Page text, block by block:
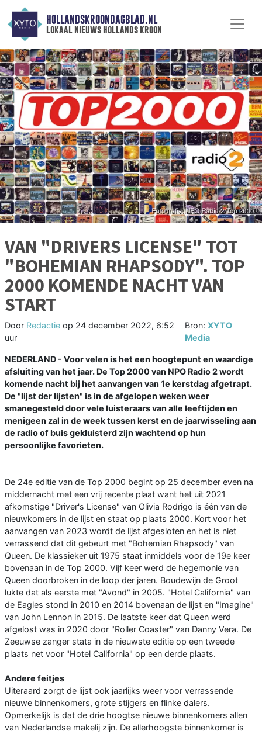
HOLLANDSKROONDAGBLAD.NL
lokaal nieuws hollands kroon
VAN "DRIVERS LICENSE" TOT
"BOHEMIAN RHAPSODY". TOP
2000 KOMENDE NACHT VAN
START
Door Redactie op 24 december 2022, 6:52
uur
Bron: XYTO
Media
NEDERLAND - Voor velen is het een hoogtepunt en waardige
afsluiting van het jaar. De Top 2000 van NPO Radio 2 wordt
komende nacht bij het aanvangen van 1e kerstdag afgetrapt.
De "lijst der lijsten" is in de afgelopen weken weer
smanegesteld door vele luisteraars van alle leeftijden en
menigeen zal in de week tussen kerst en de jaarwisseling aan
de radio of buis gekluisterd zijn wachtend op hun
persoonlijke favorieten.
De 24e editie van de Top 2000 begint op 25 december even na
middernacht met een vrij recente plaat want het uit 2021
afkomstige "Driver's License" van Olivia Rodrigo is één van de
nieuwkomers in de lijst en staat op plaats 2000. Kort voor het
aanvangen van 2023 wordt de lijst afgesloten en het is niet
verrassend dat dit gebeurt met "Bohemian Rhapsody" van
Queen. De klassieker uit 1975 staat inmiddels voor de 19e keer
bovenaan in de Top 2000. Vijf keer werd de hegemonie van
Queen doorbroken in de loop der jaren. Boudewijn de Groot
lukte dat als eerste met "Avond" in 2005. "Hotel California" van
de Eagles stond in 2010 en 2014 bovenaan de lijst en "Imagine"
van John Lennon in 2015. De laatste keer dat Queen werd
afgelost was in 2020 door "Roller Coaster" van Danny Vera. De
Zeeuwse zanger stata in de nieuwste editie op een tweede
plaats net voor "Hotel California" op een derde plaats.
Andere feitjes
Uiteraard zorgt de lijst ook jaarlijks weer voor verrassende
nieuwe binnenkomers, grote stijgers en flinke dalers.
Opmerkelijk is dat de drie hoogtse nieuwe binnenkomers allen
van Nederlandse makelij zijn. De allerhoogste binnenkomer is